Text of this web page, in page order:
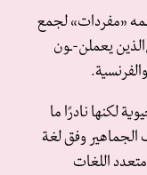
«مفردات» لجمع
الذين يعملن-ـون
لكنها نادرًا ما
الجماهير وفق لغة
اللغات